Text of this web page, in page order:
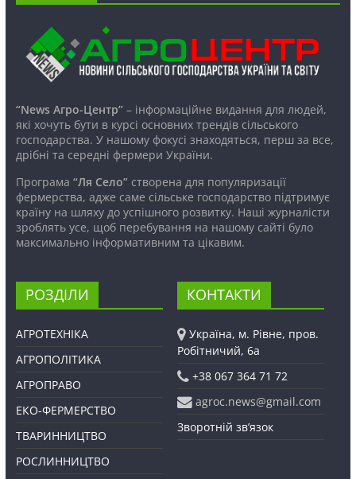
“News Агро-Центр”– інформаційне видання для людей,
які хочуть бути в курсі основних трендів сільського
господарства. У нашому фокусі знаходяться, перш за все,
дрібні та середні фермери України.
Програма “Ля Село”створена для популяризації
фермерства, адже саме сільське господарство підтримує
країну на шляху до успішного розвитку. Наші журналісти
зроблять усе, щоб перебування на нашому сайті було
максимально інформативним та цікавим.
РОЗДІЛИ
АГРОТЕХНІКА
АГРОПОЛІТИКА
АГРОПРАВО
ЕКО-ФЕРМЕРСТВО
ТВАРИННИЦТВО
РОСЛИННИЦТВО
КОНТАКТИ
Україна, м. Рівне, пров.
Робітничий, 6а
+38 067 364 71 72
agroc.news@gmail.com
Зворотній зв’язок